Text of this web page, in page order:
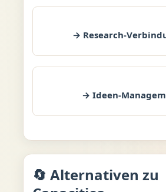
→ Research-
→ Ideen-
🔄 Alternativen zu